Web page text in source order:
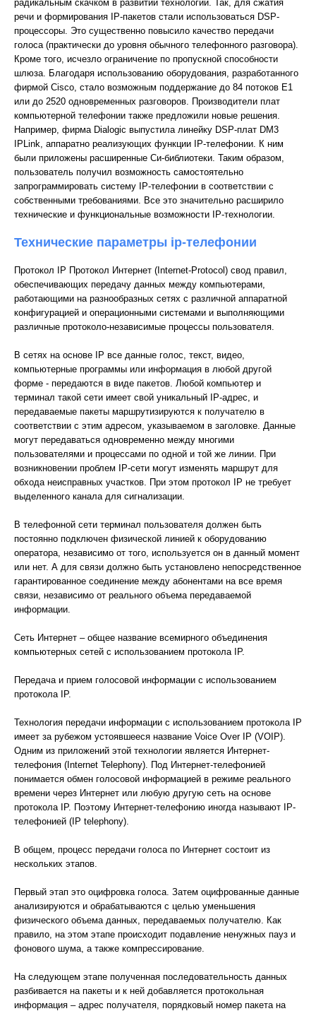
радикальным скачком в развитии технологии. Так, для сжатия
речи и формирования IP-пакетов стали использоваться DSP-
процессоры. Это существенно повысило качество передачи
голоса (практически до уровня обычного телефонного разговора).
Кроме того, исчезло ограничение по пропускной способности
шлюза. Благодаря использованию оборудования, разработанного
фирмой Cisco, стало возможным поддержание до 84 потоков Е1
или до 2520 одновременных разговоров. Производители плат
компьютерной телефонии также предложили новые решения.
Например, фирма Dialogic выпустила линейку DSP-плат DM3
IPLink, аппаратно реализующих функции IP-телефонии. К ним
были приложены расширенные Си-библиотеки. Таким образом,
пользователь получил возможность самостоятельно
запрограммировать систему IP-телефонии в соответствии с
собственными требованиями. Все это значительно расширило
технические и функциональные возможности IP-технологии.
Технические параметры ip-телефонии
Протокол IP Протокол Интернет (Internet-Protocol) свод правил,
обеспечивающих передачу данных между компьютерами,
работающими на разнообразных сетях с различной аппаратной
конфигурацией и операционными системами и выполняющими
различные протоколо-независимые процессы пользователя.
В сетях на основе IP все данные голос, текст, видео,
компьютерные программы или информация в любой другой
форме - передаются в виде пакетов. Любой компьютер и
терминал такой сети имеет свой уникальный IP-адрес, и
передаваемые пакеты маршрутизируются к получателю в
соответствии с этим адресом, указываемом в заголовке. Данные
могут передаваться одновременно между многими
пользователями и процессами по одной и той же линии. При
возникновении проблем IP-сети могут изменять маршрут для
обхода неисправных участков. При этом протокол IP не требует
выделенного канала для сигнализации.
В телефонной сети терминал пользователя должен быть
постоянно подключен физической линией к оборудованию
оператора, независимо от того, используется он в данный момент
или нет. А для связи должно быть установлено непосредственное
гарантированное соединение между абонентами на все время
связи, независимо от реального объема передаваемой
информации.
Сеть Интернет – общее название всемирного объединения
компьютерных сетей с использованием протокола IP.
Передача и прием голосовой информации с использованием
протокола IP.
Технология передачи информации с использованием протокола IP
имеет за рубежом устоявшееся название Voice Over IP (VOIP).
Одним из приложений этой технологии является Интернет-
телефония (Internet Telephony). Под Интернет-телефонией
понимается обмен голосовой информацией в режиме реального
времени через Интернет или любую другую сеть на основе
протокола IP. Поэтому Интернет-телефонию иногда называют IP-
телефонией (IP telephony).
В общем, процесс передачи голоса по Интернет состоит из
нескольких этапов.
Первый этап это оцифровка голоса. Затем оцифрованные данные
анализируются и обрабатываются с целью уменьшения
физического объема данных, передаваемых получателю. Как
правило, на этом этапе происходит подавление ненужных пауз и
фонового шума, а также компрессирование.
На следующем этапе полученная последовательность данных
разбивается на пакеты и к ней добавляется протокольная
информация – адрес получателя, порядковый номер пакета на